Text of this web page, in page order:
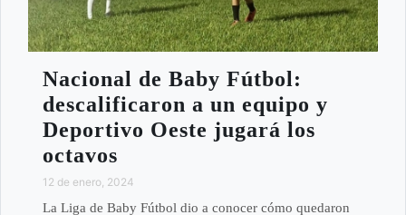
Nacional de Baby Fútbol:
descalificaron a un equipo y
Deportivo Oeste jugará los
octavos
12 de enero, 2024
La Liga de Baby Fútbol dio a conocer cómo quedaron